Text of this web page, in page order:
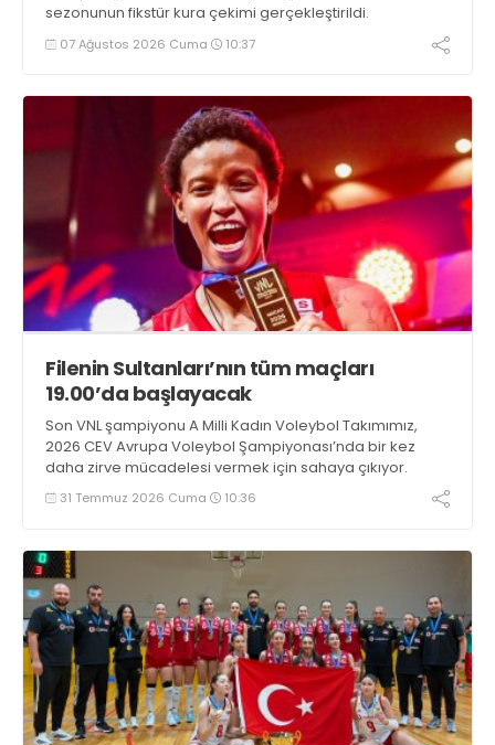
sezonunun fikstür kura çekimi gerçekleştirildi.
07 Ağustos 2026 Cuma 10:37
Filenin Sultanları’nın tüm maçları
19.00’da başlayacak
Son VNL şampiyonu A Milli Kadın Voleybol Takımımız,
2026 CEV Avrupa Voleybol Şampiyonası’nda bir kez
daha zirve mücadelesi vermek için sahaya çıkıyor.
31 Temmuz 2026 Cuma 10:36